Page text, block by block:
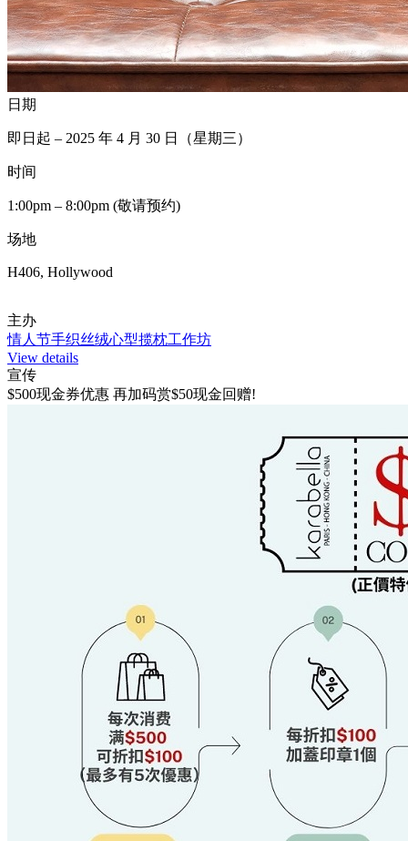
日期
即日起 – 2025 年 4 月 30 日（星期三）
时间
1:00pm – 8:00pm (敬请预约)
场地
H406, Hollywood
主办
情人节手织丝绒心型揽枕工作坊
View details
宣传
$500现金券优惠 再加码赏$50现金回赠!